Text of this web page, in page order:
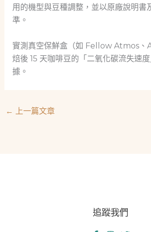
用的機型與豆種調整，並以原廠說明書
準。
實測真空保鮮盒（如 Fellow Atmos
焙後 15 天咖啡豆的「二氧化碳流失速
據。
← 上一篇文章
追蹤我們